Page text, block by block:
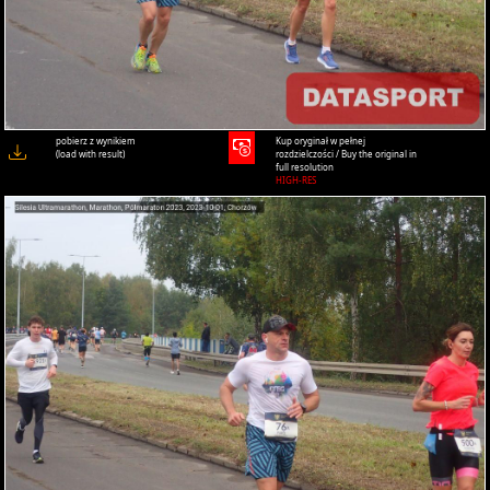
pobierz z wynikiem
(load with result)
Kup oryginał w pełnej
rozdzielczości / Buy the original in
full resolution
HIGH-RES